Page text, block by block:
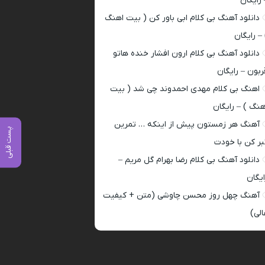
پست قبلی
دانلود آهنگ بی کلام ابی باور کن ( بیت اهنگ
– رایگان
دانلود آهنگ بی کلام ارون افشار خنده هاتو
– رایگان
اهنگ بی کلام مهدی احمدوند چی شد ( بیت
) – رایگان
آهنگ هر زمستون پیش از اینکه … تمرین
کن با خودت
دانلود آهنگ بی کلام رضا بهرام گل مریم –
آهنگ چهل روز محسن چاوشی (متن + کیفیت